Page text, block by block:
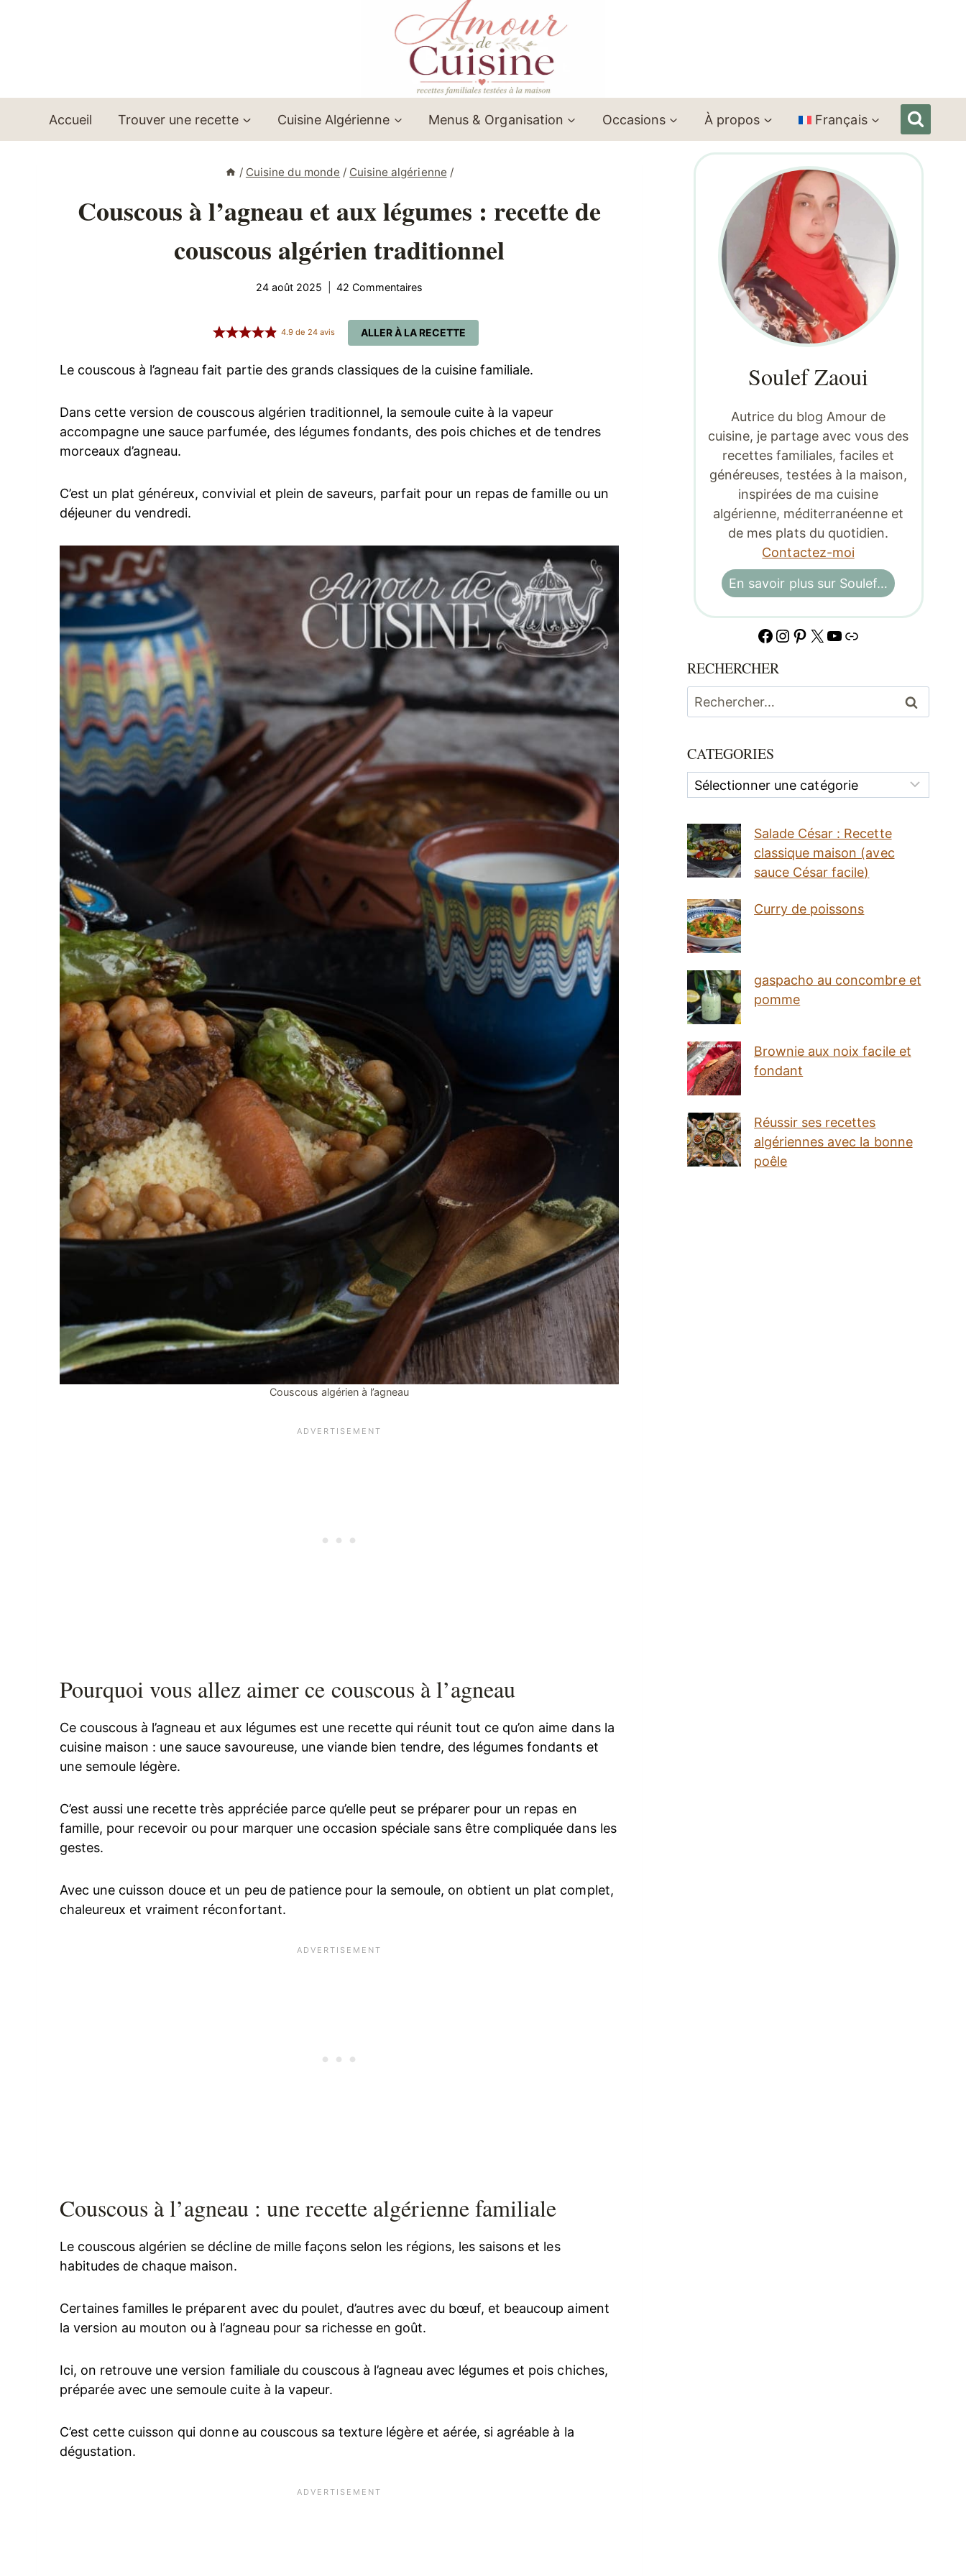
Accueil Trouver une recette Cuisine Algérienne Menus & Organisation Occasions À propos Français
/ Cuisine du monde / Cuisine algérienne /
Couscous à l’agneau et aux légumes : recette de
couscous algérien traditionnel
24 août 2025 42 Commentaires
ALLER À LA RECETTE
4.9de 24avis
Le couscous à l’agneau fait partie des grands classiques de la cuisine familiale.
Dans cette version de couscous algérien traditionnel, la semoule cuite à la vapeur
accompagne une sauce parfumée, des légumes fondants, des pois chiches et de tendres
morceaux d’agneau.
C’est un plat généreux, convivial et plein de saveurs, parfait pour un repas de famille ou un
déjeuner du vendredi.
Couscous algérien à l’agneau
Pourquoi vous allez aimer ce couscous à l’agneau
Ce couscous à l’agneau et aux légumes est une recette qui réunit tout ce qu’on aime dans la
cuisine maison : une sauce savoureuse, une viande bien tendre, des légumes fondants et
une semoule légère.
C’est aussi une recette très appréciée parce qu’elle peut se préparer pour un repas en
famille, pour recevoir ou pour marquer une occasion spéciale sans être compliquée dans les
gestes.
Avec une cuisson douce et un peu de patience pour la semoule, on obtient un plat complet,
chaleureux et vraiment réconfortant.
Couscous à l’agneau : une recette algérienne familiale
Le couscous algérien se décline de mille façons selon les régions, les saisons et les
habitudes de chaque maison.
Certaines familles le préparent avec du poulet, d’autres avec du bœuf, et beaucoup aiment
la version au mouton ou à l’agneau pour sa richesse en goût.
Ici, on retrouve une version familiale du couscous à l’agneau avec légumes et pois chiches,
préparée avec une semoule cuite à la vapeur.
C’est cette cuisson qui donne au couscous sa texture légère et aérée, si agréable à la
dégustation.
Soulef Zaoui
Autrice du blog Amour de
cuisine, je partage avec vous des
recettes familiales, faciles et
généreuses, testées à la maison,
inspirées de ma cuisine
algérienne, méditerranéenne et
de mes plats du quotidien.
Contactez-moi
En savoir plus sur Soulef…
Facebook
Instagram
Pinterest
X YouTube
Lien
RECHERCHER
Rechercher :
CATEGORIES
Categories
Salade César : Recette
classique maison (avec
sauce César facile)
Curry de poissons
gaspacho au concombre et
pomme
Brownie aux noix facile et
fondant
Réussir ses recettes
algériennes avec la bonne
poêle